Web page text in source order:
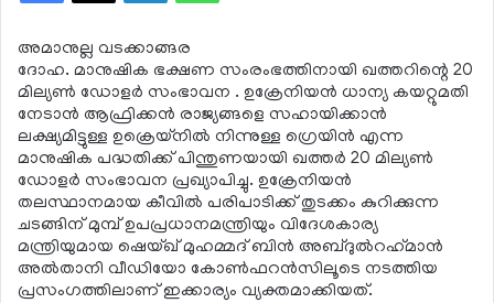
അമാനുല്ല വടക്കാങ്ങര
ദോഹ. മാനുഷിക ഭക്ഷണ സംരംഭത്തിനായി ഖത്തറിന്റെ 20
മില്യണ്‍ ഡോളര്‍ സംഭാവന . ഉക്രേനിയന്‍ ധാന്യ കയറ്റുമതി
നേടാന്‍ ആഫ്രിക്കന്‍ രാജ്യങ്ങളെ സഹായിക്കാന്‍
ലക്ഷ്യമിട്ടുള്ള ഉക്രെയ്‌നില്‍ നിന്നുള്ള ഗ്രെയിന്‍ എന്ന
മാനുഷിക പദ്ധതിക്ക് പിന്തുണയായി ഖത്തര്‍ 20 മില്യണ്‍
ഡോളര്‍ സംഭാവന പ്രഖ്യാപിച്ചു. ഉക്രേനിയന്‍
തലസ്ഥാനമായ കീവില്‍ പരിപാടിക്ക് തുടക്കം കുറിക്കുന്ന
ചടങ്ങിന് മുമ്പ് ഉപപ്രധാനമന്ത്രിയും വിദേശകാര്യ
മന്ത്രിയുമായ ഷെയ്ഖ് മുഹമ്മദ് ബിന്‍ അബ്ദുല്‍റഹ്‌മാന്‍
അല്‍താനി വീഡിയോ കോണ്‍ഫറന്‍സിലൂടെ നടത്തിയ
പ്രസംഗത്തിലാണ് ഇക്കാര്യം വ്യക്തമാക്കിയത്.